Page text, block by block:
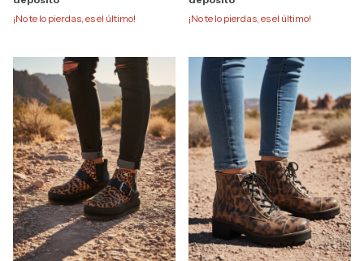
¡No te lo pierdas, es el último!
¡No te lo pierdas, es el último!